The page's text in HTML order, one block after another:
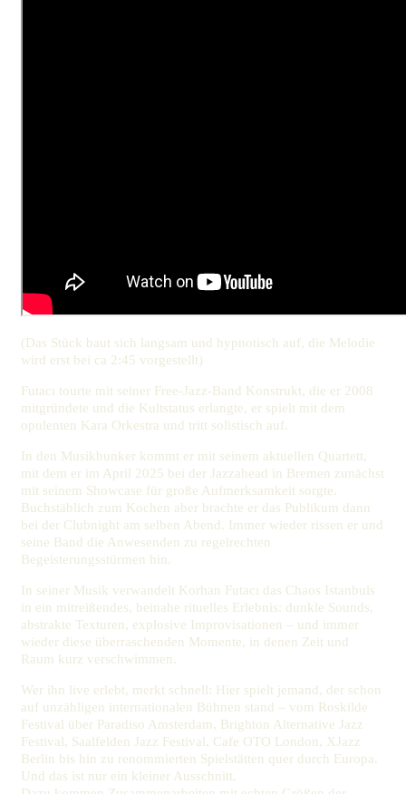
(Das Stück baut sich langsam und hypnotisch auf, die Melodie
wird erst bei ca 2:45 vorgestellt)
Futacı tourte mit seiner Free-Jazz-Band Konstrukt, die er 2008
mitgründete und die Kultstatus erlangte, er spielt mit dem
opulenten Kara Orkestra und tritt solistisch auf.
In den Musikbunker kommt er mit seinem aktuellen Quartett,
mit dem er im April 2025 bei der Jazzahead in Bremen zunächst
mit seinem Showcase für große Aufmerksamkeit sorgte.
Buchstäblich zum Kochen aber brachte er das Publikum dann
bei der Clubnight am selben Abend. Immer wieder rissen er und
seine Band die Anwesenden zu regelrechten
Begeisterungsstürmen hin.
In seiner Musik verwandelt Korhan Futacı das Chaos Istanbuls
in ein mitreißendes, beinahe rituelles Erlebnis: dunkle Sounds,
abstrakte Texturen, explosive Improvisationen – und immer
wieder diese überraschenden Momente, in denen Zeit und
Raum kurz verschwimmen.
Wer ihn live erlebt, merkt schnell: Hier spielt jemand, der schon
auf unzähligen internationalen Bühnen stand – vom Roskilde
Festival über Paradiso Amsterdam, Brighton Alternative Jazz
Festival, Saalfelden Jazz Festival, Cafe OTO London, XJazz
Berlin bis hin zu renommierten Spielstätten quer durch Europa.
Und das ist nur ein kleiner Ausschnitt.